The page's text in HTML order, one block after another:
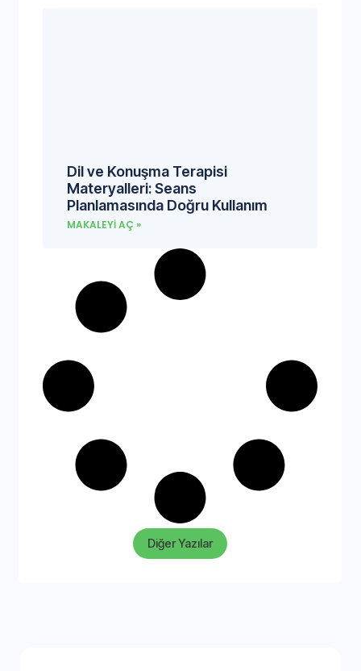
Dil ve Konuşma Terapisi
Materyalleri: Seans
Planlamasında Doğru Kullanım
MAKALEYI AÇ »
Diğer Yazılar